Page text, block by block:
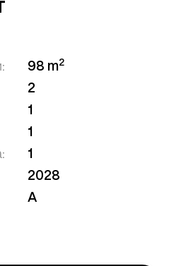
98 m2
2
1
1
1
2028
A